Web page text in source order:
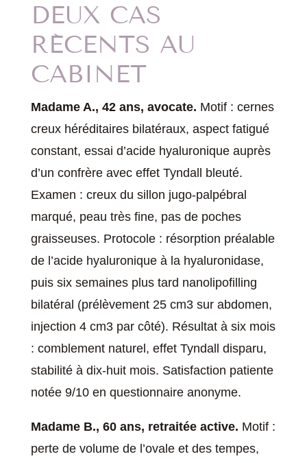
DEUX CAS
RÉCENTS AU
CABINET
Madame A., 42 ans, avocate. Motif : cernes
creux héréditaires bilatéraux, aspect fatigué
constant, essai d’acide hyaluronique auprès
d’un confrère avec effet Tyndall bleuté.
Examen : creux du sillon jugo-palpébral
marqué, peau très fine, pas de poches
graisseuses. Protocole : résorption préalable
de l’acide hyaluronique à la hyaluronidase,
puis six semaines plus tard nanolipofilling
bilatéral (prélèvement 25 cm3 sur abdomen,
injection 4 cm3 par côté). Résultat à six mois
: comblement naturel, effet Tyndall disparu,
stabilité à dix-huit mois. Satisfaction patiente
notée 9/10 en questionnaire anonyme.
Madame B., 60 ans, retraitée active. Motif :
perte de volume de l’ovale et des tempes,